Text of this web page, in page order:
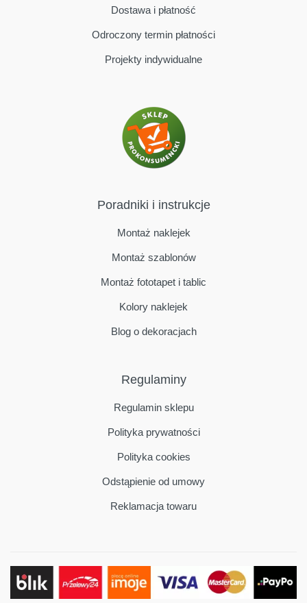
Dostawa i płatność
Odroczony termin płatności
Projekty indywidualne
Poradniki i instrukcje
Montaż naklejek
Montaż szablonów
Montaż fototapet i tablic
Kolory naklejek
Blog o dekoracjach
Regulaminy
Regulamin sklepu
Polityka prywatności
Polityka cookies
Odstąpienie od umowy
Reklamacja towaru